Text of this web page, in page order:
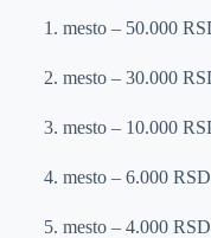
1. mesto – 50.000
2. mesto – 30.000
3. mesto – 10.000
4. mesto – 6.000
5. mesto – 4.000